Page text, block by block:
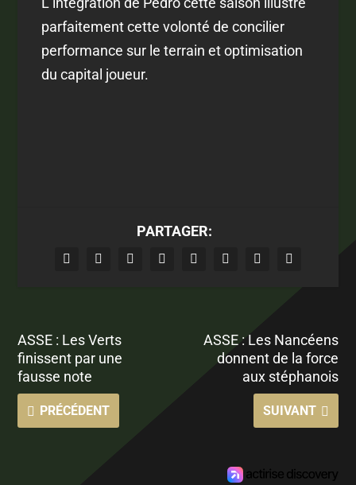
parfaitement cette volonté de concilier
performance sur le terrain et optimisation
du capital joueur.
PARTAGER:
ASSE : Les Verts
finissent par une
fausse note
PRÉCÉDENT
ASSE : Les Nancéens
donnent de la force
aux stéphanois
SUIVANT